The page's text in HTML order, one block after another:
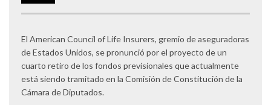
El American Council of Life Insurers, gremio de aseguradoras
de Estados Unidos, se pronunció por el proyecto de un
cuarto retiro de los fondos previsionales que actualmente
está siendo tramitado en la Comisión de Constitución de la
Cámara de Diputados.